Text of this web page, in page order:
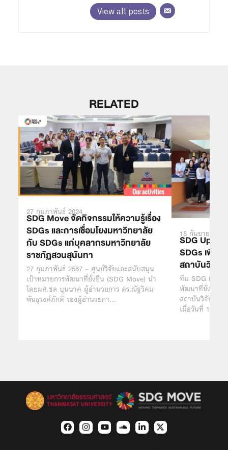
View all posts
RELATED
27 กุมภาพันธ์ 2024
SDG Move จัดกิจกรรมให้ความรู้เรื่อง
SDGs และการเชื่อมโยงมหาวิทยาลัย
กับ SDGs แก่บุคลากรมหาวิทยาลัย
ราชภัฏสวนสุนันทา
27 กุมภาพันธ์ 2567 – ศูนย์วิจัยและสนับสนุน
เป้าหมายการพัฒนาที่ยั่งยืน (SDG Move) นำ
โดยผศ.ชล บุนนาค ผู้อำนวยการ ดร.ณัฐวิคม
พันธุวงศ์ภักดี รองผู้อำนวยกา…
18 กันยายน
SDG
SDGs เพื่อก
สถาบันวิจัย
ทีม SDG Move
พัฒนาที่ยั่งยืนเพื่
สถาบันวิจัยแล
เมื่อวันที่ 1 – 2